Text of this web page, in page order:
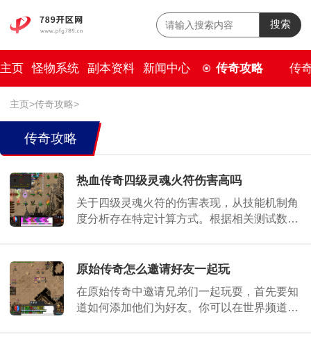
搜索
主页 怪物系统 副本资料 新闻中心 传奇攻略 传
主页>传奇攻略>
传奇攻略
热血传奇四级灵魂火符伤害高吗
关于四级灵魂火符的伤害表现，从技能机制角
度分析存在特定计算方式。根据相关测试数据
1
原始传奇怎么邀请好友一起玩
在原始传奇中邀请兄弟们一起玩耍，首先要知
道如何添加他们为好友。你可以在世界频道上